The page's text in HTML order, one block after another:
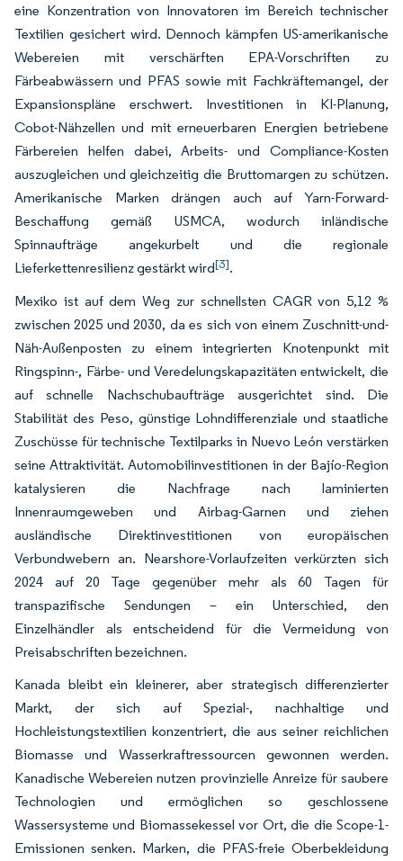
eine Konzentration von Innovatoren im Bereich technischer
Textilien gesichert wird. Dennoch kämpfen US-amerikanische
Webereien mit verschärften EPA-Vorschriften zu
Färbeabwässern und PFAS sowie mit Fachkräftemangel, der
Expansionspläne erschwert. Investitionen in KI-Planung,
Cobot-Nähzellen und mit erneuerbaren Energien betriebene
Färbereien helfen dabei, Arbeits- und Compliance-Kosten
auszugleichen und gleichzeitig die Bruttomargen zu schützen.
Amerikanische Marken drängen auch auf Yarn-Forward-
Beschaffung gemäß USMCA, wodurch inländische
Spinnaufträge angekurbelt und die regionale
Lieferkettenresilienz gestärkt wird[3].
Mexiko ist auf dem Weg zur schnellsten CAGR von 5,12 %
zwischen 2025 und 2030, da es sich von einem Zuschnitt-und-
Näh-Außenposten zu einem integrierten Knotenpunkt mit
Ringspinn-, Färbe- und Veredelungskapazitäten entwickelt, die
auf schnelle Nachschubaufträge ausgerichtet sind. Die
Stabilität des Peso, günstige Lohndifferenziale und staatliche
Zuschüsse für technische Textilparks in Nuevo León verstärken
seine Attraktivität. Automobilinvestitionen in der Bajío-Region
katalysieren die Nachfrage nach laminierten
Innenraumgeweben und Airbag-Garnen und ziehen
ausländische Direktinvestitionen von europäischen
Verbundwebern an. Nearshore-Vorlaufzeiten verkürzten sich
2024 auf 20 Tage gegenüber mehr als 60 Tagen für
transpazifische Sendungen – ein Unterschied, den
Einzelhändler als entscheidend für die Vermeidung von
Preisabschriften bezeichnen.
Kanada bleibt ein kleinerer, aber strategisch differenzierter
Markt, der sich auf Spezial-, nachhaltige und
Hochleistungstextilien konzentriert, die aus seiner reichlichen
Biomasse und Wasserkraftressourcen gewonnen werden.
Kanadische Webereien nutzen provinzielle Anreize für saubere
Technologien und ermöglichen so geschlossene
Wassersysteme und Biomassekessel vor Ort, die die Scope-1-
Emissionen senken. Marken, die PFAS-freie Oberbekleidung